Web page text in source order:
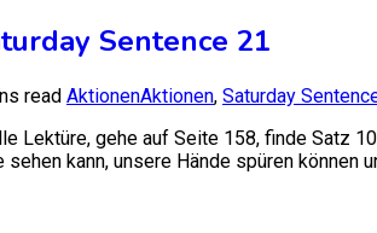
Sentence 21
read AktionenAktionen, Saturday
Lektüre, gehe auf Seite 158, finde Satz
kann, unsere Hände spüren können